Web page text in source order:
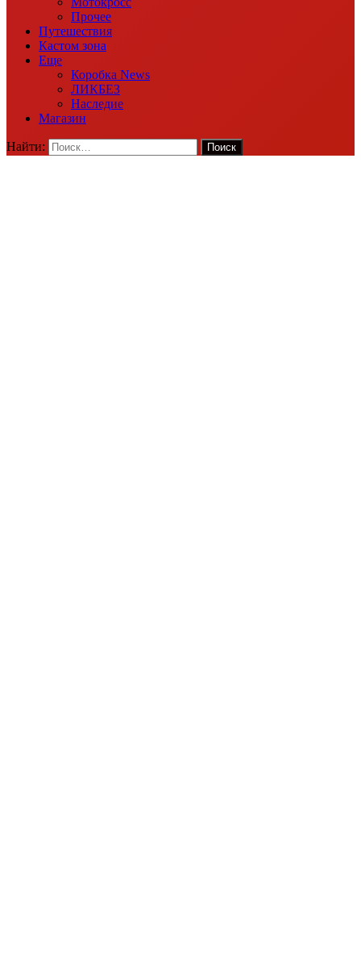
Прочее
Путешествия
Кастом зона
Еще
Коробка News
ЛИКБЕЗ
Наследие
Магазин
Найти: